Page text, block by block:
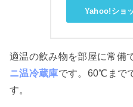
Yahoo!ショ
適温の飲み物を部屋に常備
ニ温冷蔵庫です。60℃まで
す。